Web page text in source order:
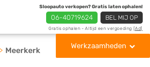
Sloopauto verkopen? Gratis laten ophalen!
06-40719624 BEL MIJ OP
Gratis ophalen - Altijd een vergoeding [Ad]
Werkzaamheden
Meerkerk